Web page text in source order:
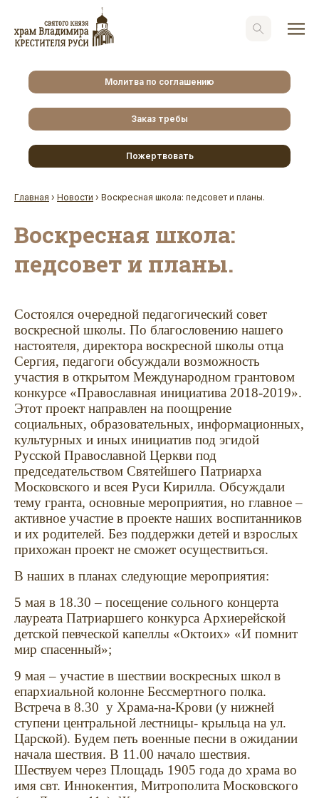
Молитва по соглашению
Заказ требы
Пожертвовать
Главная › Новости › Воскресная школа: педсовет и планы.
Воскресная школа:
педсовет и планы.
Состоялся очередной педагогический совет
воскресной школы. По благословению нашего
настоятеля, директора воскресной школы отца
Сергия, педагоги обсуждали возможность
участия в открытом Международном грантовом
конкурсе «Православная инициатива 2018-2019».
Этот проект направлен на поощрение
социальных, образовательных, информационных,
культурных и иных инициатив под эгидой
Русской Православной Церкви под
председательством Святейшего Патриарха
Московского и всея Руси Кирилла. Обсуждали
тему гранта, основные мероприятия, но главное –
активное участие в проекте наших воспитанников
и их родителей. Без поддержки детей и взрослых
прихожан проект не сможет осуществиться.
В наших в планах следующие мероприятия:
5 мая в 18.30 – посещение сольного концерта
лауреата Патриаршего конкурса Архиерейской
детской певческой капеллы «Октоих» «И помнит
мир спасенный»;
9 мая – участие в шествии воскресных школ в
епархиальной колонне Бессмертного полка.
Встреча в 8.30 у Храма-на-Крови (у нижней
ступени центральной лестницы- крыльца на ул.
Царской). Будем петь военные песни в ожидании
начала шествия. В 11.00 начало шествия.
Шествуем через Площадь 1905 года до храма во
имя свт. Иннокентия, Митрополита Московского